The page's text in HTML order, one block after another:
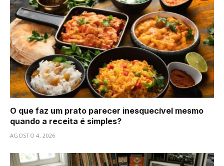
O que faz um prato parecer inesquecível mesmo
quando a receita é simples?
AGOSTO 4, 2026